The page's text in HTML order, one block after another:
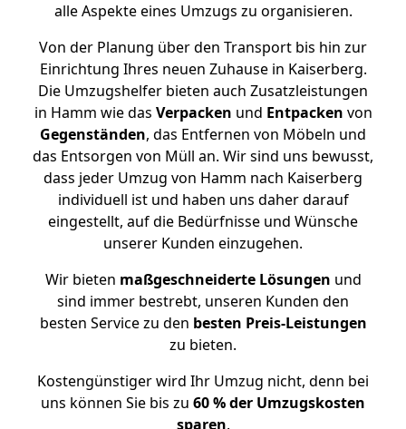
alle Aspekte eines Umzugs zu organisieren.
Von der Planung über den Transport bis hin zur
Einrichtung Ihres neuen Zuhause in Kaiserberg.
Die Umzugshelfer bieten auch Zusatzleistungen
in Hamm wie das Verpacken und Entpacken von
Gegenständen, das Entfernen von Möbeln und
das Entsorgen von Müll an. Wir sind uns bewusst,
dass jeder Umzug von Hamm nach Kaiserberg
individuell ist und haben uns daher darauf
eingestellt, auf die Bedürfnisse und Wünsche
unserer Kunden einzugehen.
Wir bieten maßgeschneiderte Lösungen und
sind immer bestrebt, unseren Kunden den
besten Service zu den besten Preis-Leistungen
zu bieten.
Kostengünstiger wird Ihr Umzug nicht, denn bei
uns können Sie bis zu 60 % der Umzugskosten
sparen.